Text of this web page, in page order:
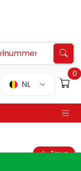
NL
0
Terug